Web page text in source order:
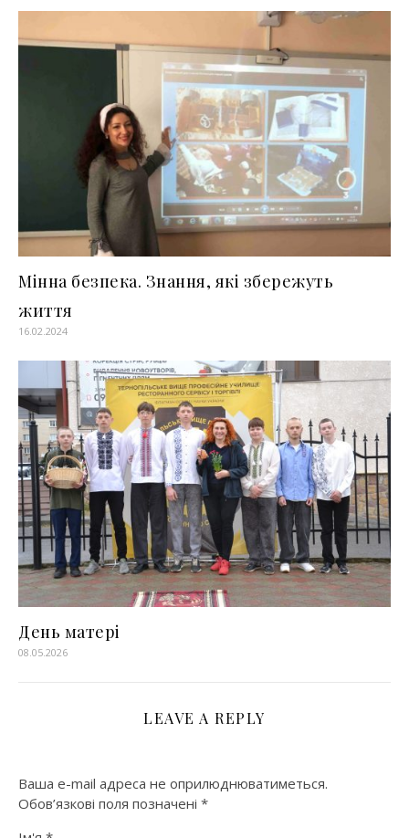
Мінна безпека. Знання, які збережуть
життя
16.02.2024
День матері
08.05.2026
LEAVE A REPLY
Ваша e-mail адреса не оприлюднюватиметься.
Обов’язкові поля позначені *